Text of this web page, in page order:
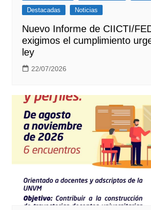
Destacadas
Noticias
Nuevo Informe de CIICTI/
exigimos el cumplimiento
ley
22/07/2026